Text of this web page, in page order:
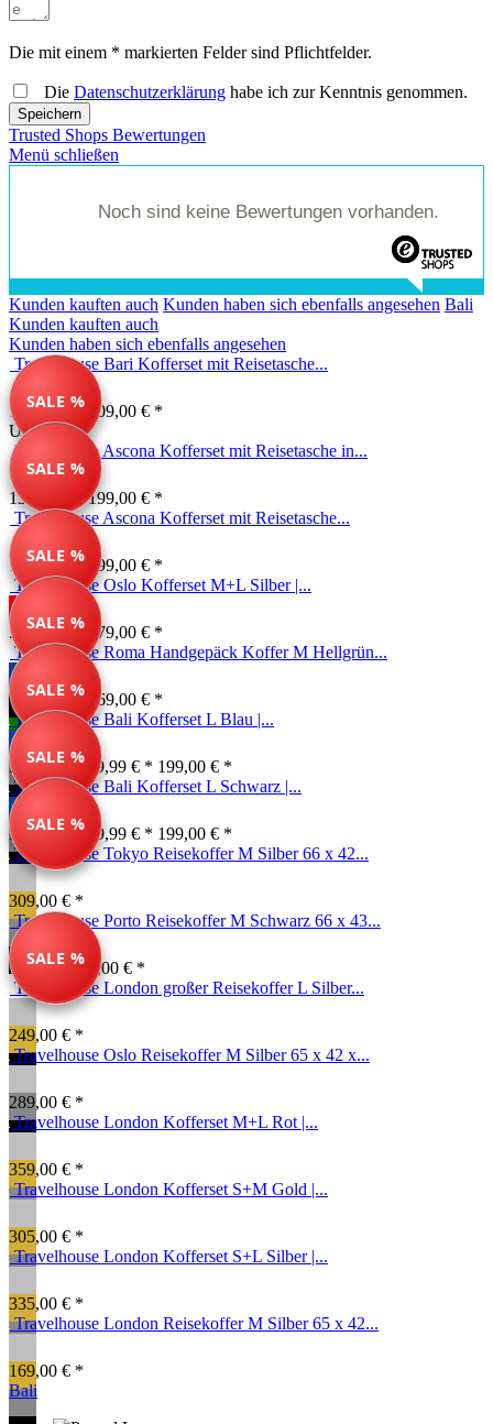
Die mit einem * markierten Felder sind Pflichtfelder.
Die Datenschutzerklärung habe ich zur Kenntnis genommen.
Speichern
Trusted Shops Bewertungen
Menü schließen
Noch sind keine Bewertungen vorhanden.
Kunden kauften auch Kunden haben sich ebenfalls angesehen Bali
Kunden kauften auch
Kunden haben sich ebenfalls angesehen
SALE %
Travelhouse Bari Kofferset mit Reisetasche...
149,99 € * 209,00 € *
SALE %
Unser Tipp
Travelhouse Ascona Kofferset mit Reisetasche in...
139,99 € *199,00 € *
SALE %
Travelhouse Ascona Kofferset mit Reisetasche...
139,99 € * 199,00 € *
SALE %
Travelhouse Oslo Kofferset M+L Silber |...
518,00 € * 579,00 € *
SALE %
Travelhouse Roma Handgepäck Koffer M Hellgrün...
134,99 € * 169,00 € *
SALE %
Travelhouse Bali Kofferset L Blau |...
Farben ab: 79,99 € * 199,00 € *
SALE %
Travelhouse Bali Kofferset L Schwarz |...
Farben ab: 79,99 € * 199,00 € *
Travelhouse Tokyo Reisekoffer M Silber 66 x 42...
309,00 € *
SALE %
Travelhouse Porto Reisekoffer M Schwarz 66 x 43...
79,99 € *89,00 € *
Travelhouse London großer Reisekoffer L Silber...
249,00 € *
Travelhouse Oslo Reisekoffer M Silber 65 x 42 x...
289,00 € *
Travelhouse London Kofferset M+L Rot |...
359,00 € *
Travelhouse London Kofferset S+M Gold |...
305,00 € *
Travelhouse London Kofferset S+L Silber |...
335,00 € *
Travelhouse London Reisekoffer M Silber 65 x 42...
169,00 € *
Bali